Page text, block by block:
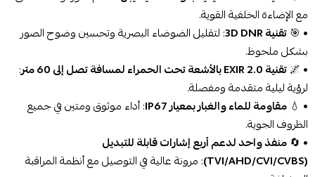
مع الإضاءة الخلفية القوية.
• 🎯تقنية 3D DNR
: لتقليل الضوضاء البصرية وتحسين وضوح الصور
بشكل ملحوظ.
• 🌌تقنية EXIR 2.0 بالأشعة تحت الحمراء لمسافة تصل إلى 60 متر
:
لرؤية ليلية متقدمة ومفصلة.
• 💧 مقاومة للماء والغبار بمعيار IP67
: أداء موثوق ومتين في جميع
الظروف الجوية.
• 🔄 منفذ واحد لدعم أربع إشارات قابلة للتبديل
(TVI/AHD/CVI/CVBS)
: مرونة عالية في التوصيل مع أنظمة المراقبة